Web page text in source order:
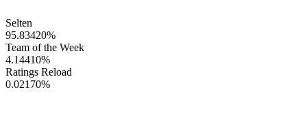
Selten
95.83420%
Team of the Week
4.14410%
Ratings Reload
0.02170%